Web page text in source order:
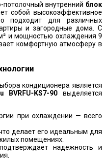
внутренний блок
собой высокоэффективное
подходит для различных
и загородные дома. С
и мощностью охлаждения 9
комфортную атмосферу в
кондиционера является
BVRFU-KS7-90 выделяется
при охлаждении — всего
делает его идеальным для
помещениях.
надежность и